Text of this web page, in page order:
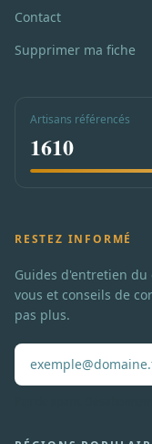
Contact
Supprimer ma fiche
Artisans référencés
1610
RESTEZ INFORMÉ
Guides d'entretien du
vous et conseils de
pas plus.